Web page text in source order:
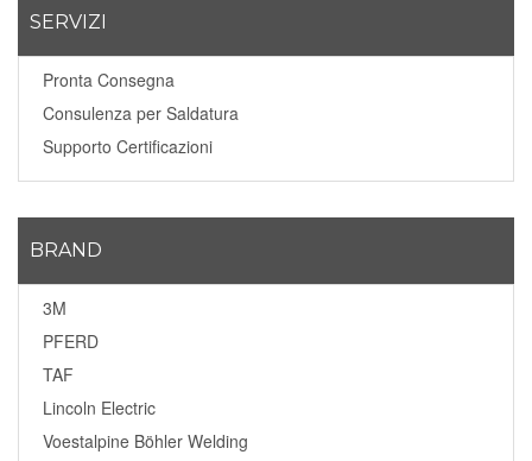
SERVIZI
Pronta Consegna
Consulenza per Saldatura
Supporto Certificazioni
BRAND
3M
PFERD
TAF
Lincoln Electric
Voestalpine Böhler Welding